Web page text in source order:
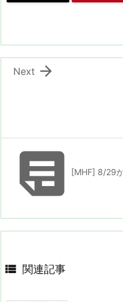

Next
[MHF] 8/29
 関連記事